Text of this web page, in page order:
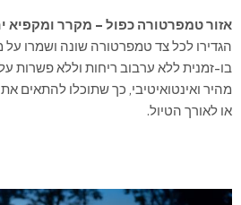
אזור טמפרטורה כפול – מקרר ומקפיא
הגדירו לכל צד טמפרטורה שונה ושמרו על
בו-זמנית ללא ערבוב ריחות וללא פשרות
מהיר ואינטואיטיבי, כך שתוכלו להתאים
או לאורך הטיול.